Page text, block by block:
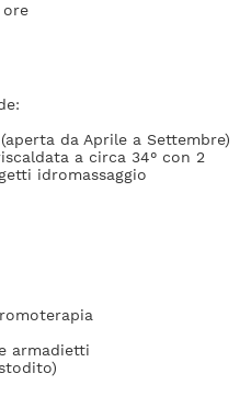
ore
da Aprile a Settembre)
a circa 34° con 2
idromassaggio
armadietti